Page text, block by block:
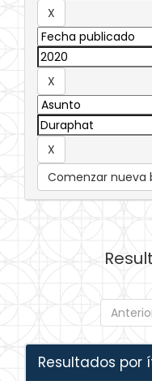
Comenzar nueva
Resultados por